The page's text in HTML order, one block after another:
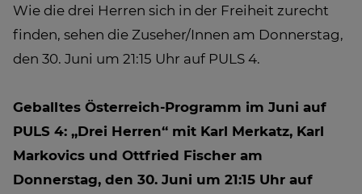
Wie die drei Herren sich in der Freiheit zurecht
finden, sehen die Zuseher/Innen am Donnerstag,
den 30. Juni um 21:15 Uhr auf PULS 4.
Geballtes Österreich-Programm im Juni auf
PULS 4: „Drei Herren“ mit Karl Merkatz, Karl
Markovics und Ottfried Fischer am
Donnerstag, den 30. Juni um 21:15 Uhr auf